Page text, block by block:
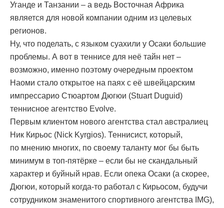
Уганде и Танзании – а ведь Восточная Африка
является для новой компании одним из целевых
регионов.
Ну, что поделать, с языком суахили у Осаки большие
проблемы. А вот в теннисе для неё тайн нет –
возможно, именно поэтому очередным проектом
Наоми стало открытое на паях с её швейцарским
импрессарио Стюартом Дюгюи (Stuart Duguid)
теннисное агентство Evolve.
Первым клиентом нового агентства стал австралиец
Ник Кирьос (Nick Kyrgios). Теннисист, который,
по мнению многих, по своему таланту мог бы быть
минимум в топ-пятёрке – если бы не скандальный
характер и буйный нрав. Если опека Осаки (а скорее,
Дюгюи, который когда-то работал с Кирьосом, будучи
сотрудником знаменитого спортивного агентства IMG),